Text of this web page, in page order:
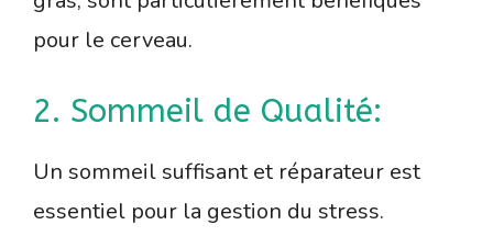
pour le cerveau.
2. Sommeil de Qualité:
Un sommeil suffisant et réparateur est
essentiel pour la gestion du stress.